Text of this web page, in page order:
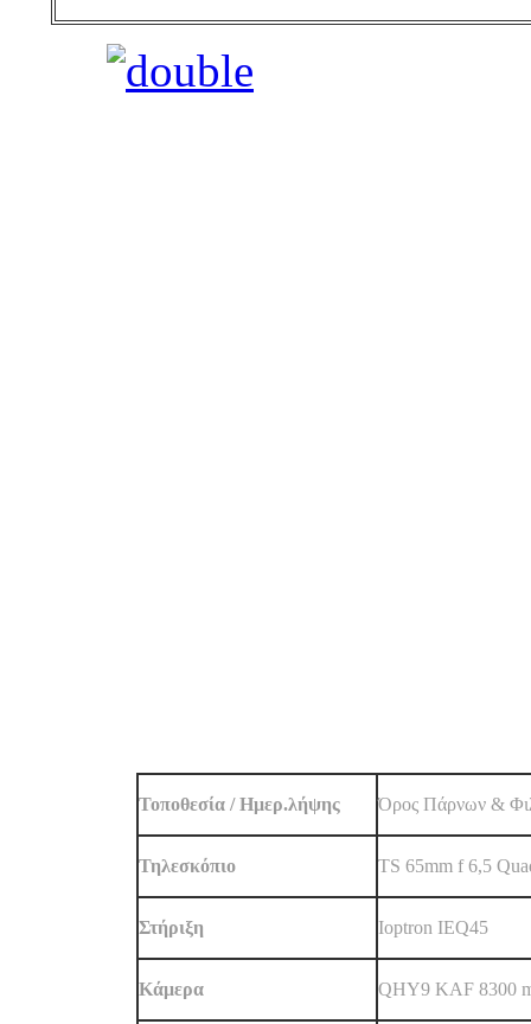
Τοποθεσία / Ημερ.λήψης Όρος Πάρνων &
Τηλεσκόπιο TS 65mm f 6,5
Στήριξη Ioptron IEQ45
Κάμερα QHY9 KAF 8300